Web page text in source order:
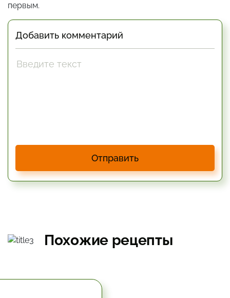
первым.
Добавить комментарий
Отправить
Похожие рецепты